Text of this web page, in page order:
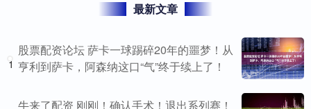
最新文章
1
股票配资论坛 萨卡一球踢碎20年的噩梦！从
亨利到萨卡，阿森纳这口“气”终于续上了！
牛来了配资 刚刚！确认手术！退出系列赛！